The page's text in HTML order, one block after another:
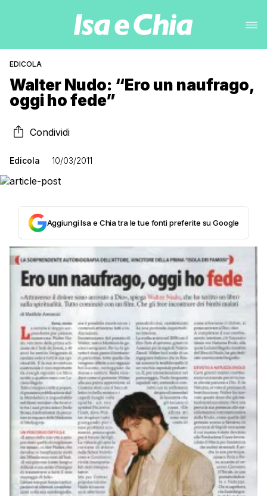
EDICOLA
Walter Nudo: “Ero un naufrago,
oggi ho fede”
Condividi
Edicola 10/03/2011
Aggiungi Isa e Chia tra le tue fonti preferite su Google